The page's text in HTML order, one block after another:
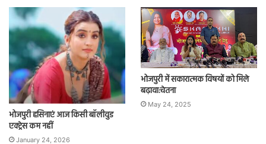
भोजपुरी हसिनाएं आज किसी बॉलीवुड
एक्ट्रेस कम नहीं
January 24, 2026
भोजपुरी में सकारात्मक विषयों को मिले
बढ़ावा:चेतना
May 24, 2025